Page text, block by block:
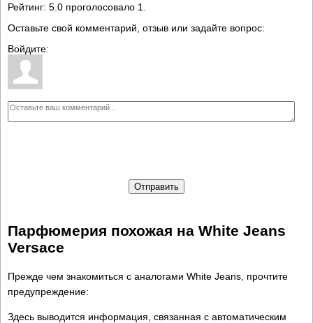
Рейтинг: 5.0 проголосовало 1
Оставьте свой комментарий, отзыв или задайте вопрос:
Войдите:
Отправить
Парфюмерия похожая на White Jeans
Versace
Прежде чем знакомиться с аналогами White Jeans, прочтите
предупреждение:
Здесь выводится информация, связанная с автоматическим